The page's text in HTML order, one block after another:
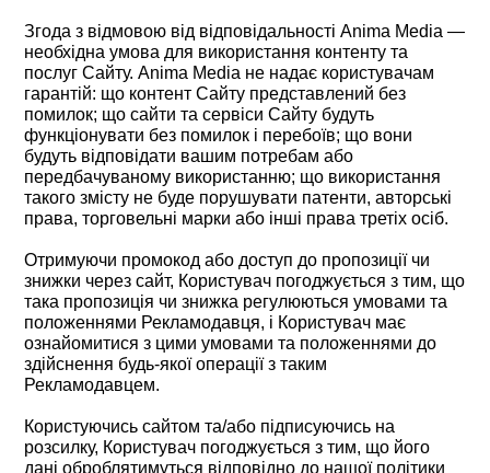
Згода з відмовою від відповідальності Anima Media —
необхідна умова для використання контенту та
послуг Сайту. Anima Media не надає користувачам
гарантій: що контент Сайту представлений без
помилок; що сайти та сервіси Сайту будуть
функціонувати без помилок і перебоїв; що вони
будуть відповідати вашим потребам або
передбачуваному використанню; що використання
такого змісту не буде порушувати патенти, авторські
права, торговельні марки або інші права третіх осіб.
Отримуючи промокод або доступ до пропозиції чи
знижки через сайт, Користувач погоджується з тим, що
така пропозиція чи знижка регулюються умовами та
положеннями Рекламодавця, і Користувач має
ознайомитися з цими умовами та положеннями до
здійснення будь-якої операції з таким
Рекламодавцем.
Користуючись сайтом та/або підписуючись на
розсилку, Користувач погоджується з тим, що його
дані оброблятимуться відповідно до нашої політики